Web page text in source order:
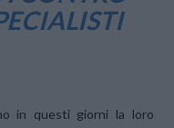
in questi giorni la loro